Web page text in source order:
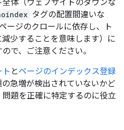
体（ウェブサイトのダウンな
タグの配置間違いな
ージのクロールに依存し、ト
少することを意味します）に
で、ご注意ください。
ト とページのインデックス登録
急増が検出されていないかど
題を正確に特定するのに役立